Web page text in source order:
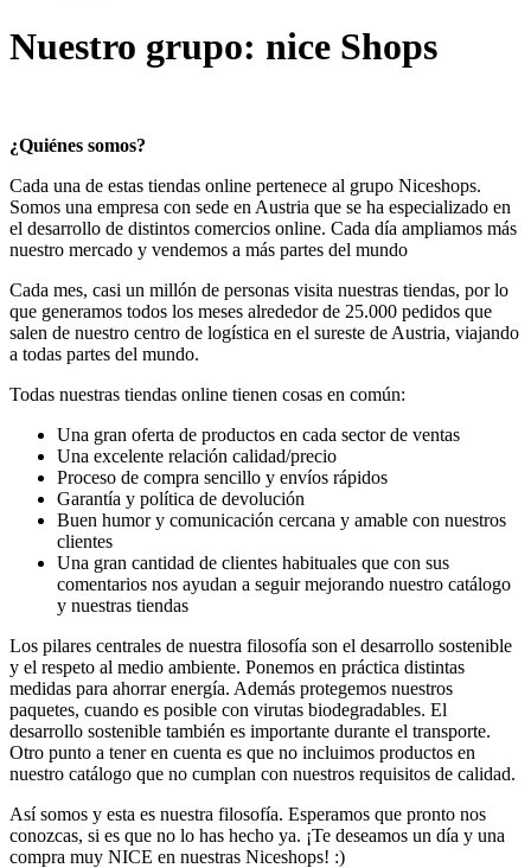
Nuestro grupo: nice Shops
¿Quiénes somos?
Cada una de estas tiendas online pertenece al grupo Niceshops.
Somos una empresa con sede en Austria que se ha especializado en
el desarrollo de distintos comercios online. Cada día ampliamos más
nuestro mercado y vendemos a más partes del mundo
Cada mes, casi un millón de personas visita nuestras tiendas, por lo
que generamos todos los meses alrededor de 25.000 pedidos que
salen de nuestro centro de logística en el sureste de Austria, viajando
a todas partes del mundo.
Todas nuestras tiendas online tienen cosas en común:
Una gran oferta de productos en cada sector de ventas
Una excelente relación calidad/precio
Proceso de compra sencillo y envíos rápidos
Garantía y política de devolución
Buen humor y comunicación cercana y amable con nuestros
clientes
Una gran cantidad de clientes habituales que con sus
comentarios nos ayudan a seguir mejorando nuestro catálogo
y nuestras tiendas
Los pilares centrales de nuestra filosofía son el desarrollo sostenible
y el respeto al medio ambiente. Ponemos en práctica distintas
medidas para ahorrar energía. Además protegemos nuestros
paquetes, cuando es posible con virutas biodegradables. El
desarrollo sostenible también es importante durante el transporte.
Otro punto a tener en cuenta es que no incluimos productos en
nuestro catálogo que no cumplan con nuestros requisitos de calidad.
Así somos y esta es nuestra filosofía. Esperamos que pronto nos
conozcas, si es que no lo has hecho ya. ¡Te deseamos un día y una
compra muy NICE en nuestras Niceshops! :)